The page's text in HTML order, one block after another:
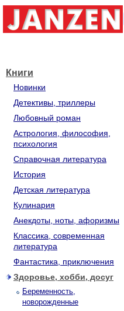
Книги
Новинки
Детективы, триллеры
Любовный роман
Астрология, философия,
психология
Справочная литература
История
Детская литература
Кулинария
Анекдоты, ноты, афоризмы
Классика, современная
литература
Фантастика, приключения
Здоровье, хобби, досуг
Беременность,
новорожденные